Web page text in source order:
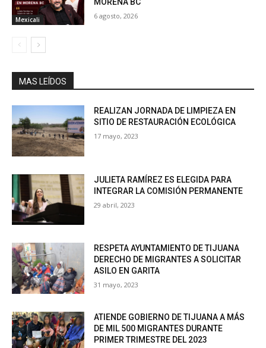
Mexicali 6 agosto, 2026
MAS LEÍDOS
REALIZAN JORNADA DE LIMPIEZA EN
SITIO DE RESTAURACIÓN ECOLÓGICA
17 mayo, 2023
JULIETA RAMÍREZ ES ELEGIDA PARA
INTEGRAR LA COMISIÓN PERMANENTE
29 abril, 2023
RESPETA AYUNTAMIENTO DE TIJUANA
DERECHO DE MIGRANTES A SOLICITAR
ASILO EN GARITA
31 mayo, 2023
ATIENDE GOBIERNO DE TIJUANA A MÁS
DE MIL 500 MIGRANTES DURANTE
PRIMER TRIMESTRE DEL 2023